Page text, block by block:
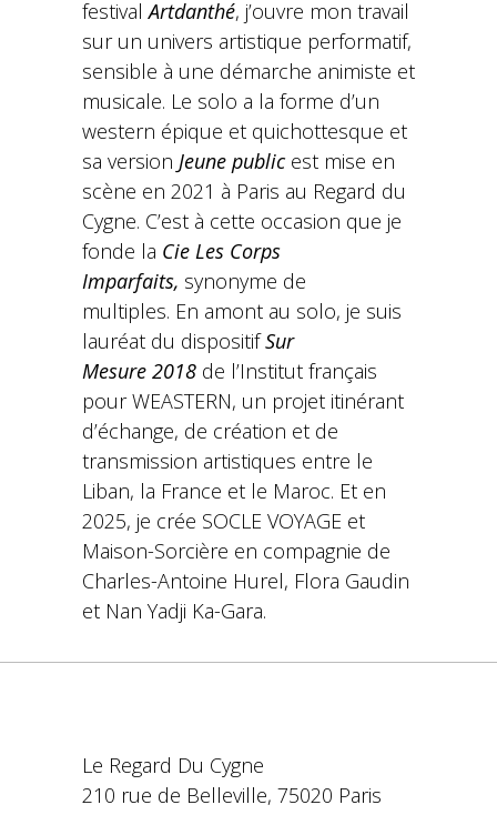
festivalArtdanthé, j’ouvre mon travail
sur un univers artistique performatif,
sensible à une démarche animiste et
musicale. Le solo a la forme d’un
western épique et quichottesque et
sa version Jeune publicest mise en
scène en 2021 à Paris au Regard du
Cygne. C’est à cette occasion que je
fonde la Cie Les Corps
Imparfaits, synonyme de
multiples. En amont au solo, je suis
lauréat du dispositifSur
Mesure 2018 de l’Institut français
pour WEASTERN, un projet itinérant
d’échange, de création et de
transmission artistiques entre le
Liban, la France et le Maroc. Et en
2025, je crée SOCLE VOYAGE et
Maison-Sorcière en compagnie de
Charles-Antoine Hurel, Flora Gaudin
et Nan Yadji Ka-Gara.
Le Regard Du Cygne
210 rue de Belleville, 75020 Paris